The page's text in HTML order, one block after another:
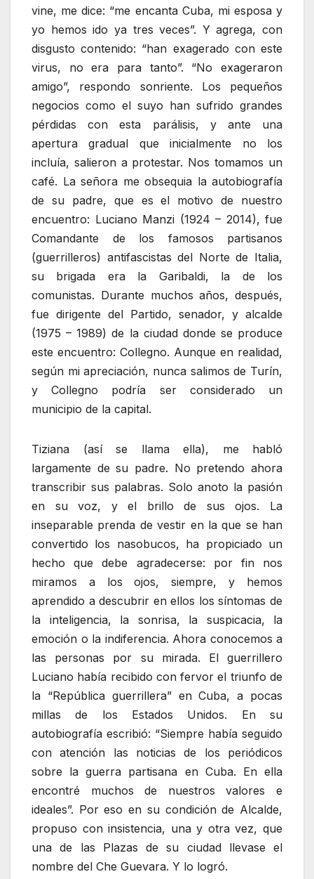
vine, me dice: “me encanta Cuba, mi esposa y
yo hemos ido ya tres veces”. Y agrega, con
disgusto contenido: “han exagerado con este
virus, no era para tanto”. “No exageraron
amigo”, respondo sonriente. Los pequeños
negocios como el suyo han sufrido grandes
pérdidas con esta parálisis, y ante una
apertura gradual que inicialmente no los
incluía, salieron a protestar. Nos tomamos un
café. La señora me obsequia la autobiografía
de su padre, que es el motivo de nuestro
encuentro: Luciano Manzi (1924 – 2014), fue
Comandante de los famosos partisanos
(guerrilleros) antifascistas del Norte de Italia,
su brigada era la Garibaldi, la de los
comunistas. Durante muchos años, después,
fue dirigente del Partido, senador, y alcalde
(1975 – 1989) de la ciudad donde se produce
este encuentro: Collegno. Aunque en realidad,
según mi apreciación, nunca salimos de Turín,
y Collegno podría ser considerado un
municipio de la capital.
Tiziana (así se llama ella), me habló
largamente de su padre. No pretendo ahora
transcribir sus palabras. Solo anoto la pasión
en su voz, y el brillo de sus ojos. La
inseparable prenda de vestir en la que se han
convertido los nasobucos, ha propiciado un
hecho que debe agradecerse: por fin nos
miramos a los ojos, siempre, y hemos
aprendido a descubrir en ellos los síntomas de
la inteligencia, la sonrisa, la suspicacia, la
emoción o la indiferencia. Ahora conocemos a
las personas por su mirada. El guerrillero
Luciano había recibido con fervor el triunfo de
la “República guerrillera” en Cuba, a pocas
millas de los Estados Unidos. En su
autobiografía escribió: “Siempre había seguido
con atención las noticias de los periódicos
sobre la guerra partisana en Cuba. En ella
encontré muchos de nuestros valores e
ideales”. Por eso en su condición de Alcalde,
propuso con insistencia, una y otra vez, que
una de las Plazas de su ciudad llevase el
nombre del Che Guevara. Y lo logró.